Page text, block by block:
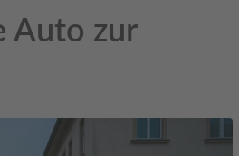
Auto zur